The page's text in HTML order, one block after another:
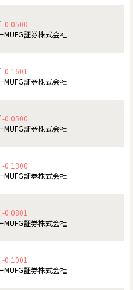
-0.0500
MUFG証券株式会社
-0.1601
MUFG証券株式会社
-0.0500
MUFG証券株式会社
-0.1300
MUFG証券株式会社
-0.0801
MUFG証券株式会社
-0.1001
MUFG証券株式会社